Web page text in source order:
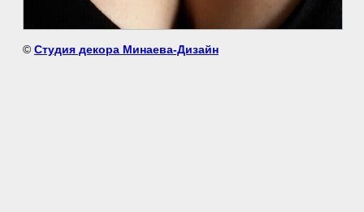
© Студия декора Минаева-Дизайн